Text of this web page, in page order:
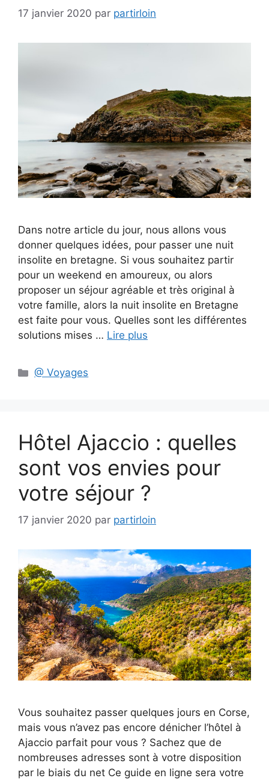
17 janvier 2020 par partirloin
Dans notre article du jour, nous allons vous
donner quelques idées, pour passer une nuit
insolite en bretagne. Si vous souhaitez partir
pour un weekend en amoureux, ou alors
proposer un séjour agréable et très original à
votre famille, alors la nuit insolite en Bretagne
est faite pour vous. Quelles sont les différentes
solutions mises … Lire plus
Catégories
@ Voyages
Hôtel Ajaccio : quelles
sont vos envies pour
votre séjour ?
17 janvier 2020 par partirloin
Vous souhaitez passer quelques jours en Corse,
mais vous n’avez pas encore dénicher l’hôtel à
Ajaccio parfait pour vous ? Sachez que de
nombreuses adresses sont à votre disposition
par le biais du net Ce guide en ligne sera votre